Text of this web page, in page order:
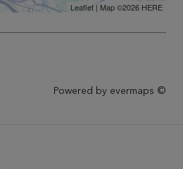
Leaflet| Map ©2026 HERE
Powered by evermaps ©